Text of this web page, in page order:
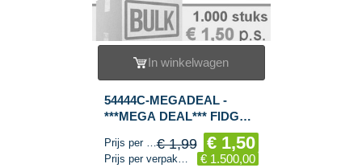
In winkelwagen
54444C-MEGADEAL -
***MEGA DEAL*** FIDGET
SPINNERS / HAND
SPINNERS ***RAGE
2017*** (1.000st.)
Prijs per stuk€ 1,99 € 1,50
€ 1.500,00